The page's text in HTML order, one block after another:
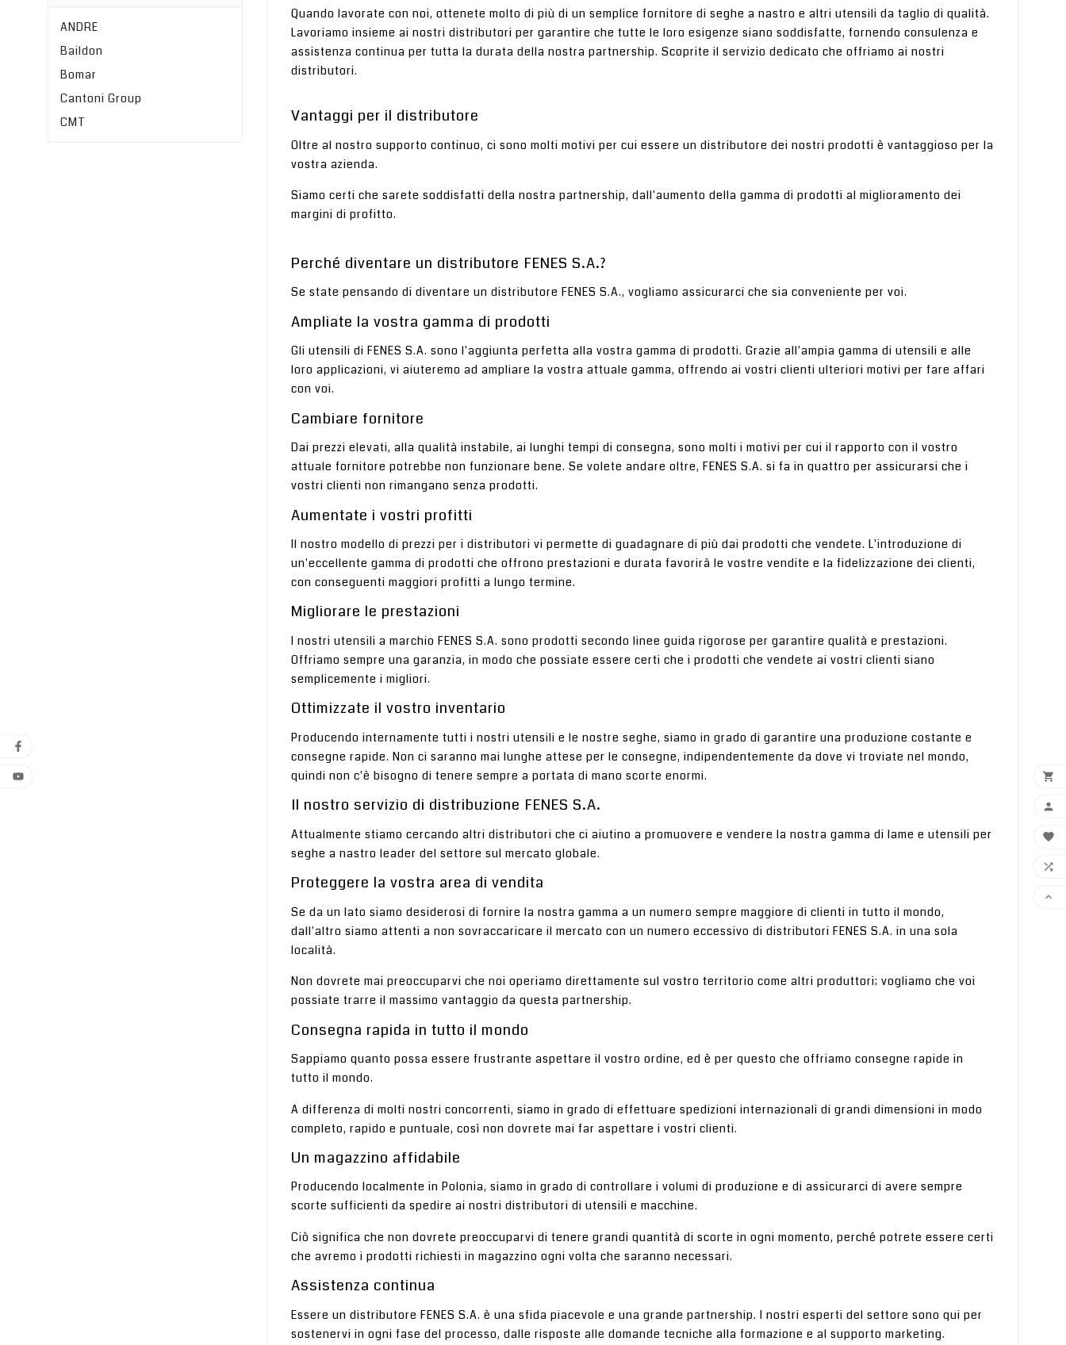
ANDRE
Baildon
Bomar
Cantoni Group
CMT
Quando lavorate con noi, ottenete molto di più di un semplice fornitore di seghe a nastro e altri utensili da taglio di qualità.
Lavoriamo insieme ai nostri distributori per garantire che tutte le loro esigenze siano soddisfatte, fornendo consulenza e
assistenza continua per tutta la durata della nostra partnership. Scoprite il servizio dedicato che offriamo ai nostri
distributori.
Vantaggi per il distributore
Oltre al nostro supporto continuo, ci sono molti motivi per cui essere un distributore dei nostri prodotti è vantaggioso per la
vostra azienda.
Siamo certi che sarete soddisfatti della nostra partnership, dall'aumento della gamma di prodotti al miglioramento dei
margini di profitto.
Perché diventare un distributore FENES S.A.?
Se state pensando di diventare un distributore FENES S.A., vogliamo assicurarci che sia conveniente per voi.
Ampliate la vostra gamma di prodotti
Gli utensili di FENES S.A. sono l'aggiunta perfetta alla vostra gamma di prodotti. Grazie all'ampia gamma di utensili e alle
loro applicazioni, vi aiuteremo ad ampliare la vostra attuale gamma, offrendo ai vostri clienti ulteriori motivi per fare affari
con voi.
Cambiare fornitore
Dai prezzi elevati, alla qualità instabile, ai lunghi tempi di consegna, sono molti i motivi per cui il rapporto con il vostro
attuale fornitore potrebbe non funzionare bene. Se volete andare oltre, FENES S.A. si fa in quattro per assicurarsi che i
vostri clienti non rimangano senza prodotti.
Aumentate i vostri profitti
Il nostro modello di prezzi per i distributori vi permette di guadagnare di più dai prodotti che vendete. L'introduzione di
un'eccellente gamma di prodotti che offrono prestazioni e durata favorirà le vostre vendite e la fidelizzazione dei clienti,
con conseguenti maggiori profitti a lungo termine.
Migliorare le prestazioni
I nostri utensili a marchio FENES S.A. sono prodotti secondo linee guida rigorose per garantire qualità e prestazioni.
Offriamo sempre una garanzia, in modo che possiate essere certi che i prodotti che vendete ai vostri clienti siano
semplicemente i migliori.
Ottimizzate il vostro inventario
Producendo internamente tutti i nostri utensili e le nostre seghe, siamo in grado di garantire una produzione costante e
consegne rapide. Non ci saranno mai lunghe attese per le consegne, indipendentemente da dove vi troviate nel mondo,
quindi non c'è bisogno di tenere sempre a portata di mano scorte enormi.
Il nostro servizio di distribuzione FENES S.A.
Attualmente stiamo cercando altri distributori che ci aiutino a promuovere e vendere la nostra gamma di lame e utensili per
seghe a nastro leader del settore sul mercato globale.
Proteggere la vostra area di vendita
Se da un lato siamo desiderosi di fornire la nostra gamma a un numero sempre maggiore di clienti in tutto il mondo,
dall'altro siamo attenti a non sovraccaricare il mercato con un numero eccessivo di distributori FENES S.A. in una sola
località.
Non dovrete mai preoccuparvi che noi operiamo direttamente sul vostro territorio come altri produttori; vogliamo che voi
possiate trarre il massimo vantaggio da questa partnership.
Consegna rapida in tutto il mondo
Sappiamo quanto possa essere frustrante aspettare il vostro ordine, ed è per questo che offriamo consegne rapide in
tutto il mondo.
A differenza di molti nostri concorrenti, siamo in grado di effettuare spedizioni internazionali di grandi dimensioni in modo
completo, rapido e puntuale, così non dovrete mai far aspettare i vostri clienti.
Un magazzino affidabile
Producendo localmente in Polonia, siamo in grado di controllare i volumi di produzione e di assicurarci di avere sempre
scorte sufficienti da spedire ai nostri distributori di utensili e macchine.
Ciò significa che non dovrete preoccuparvi di tenere grandi quantità di scorte in ogni momento, perché potrete essere certi
che avremo i prodotti richiesti in magazzino ogni volta che saranno necessari.
Assistenza continua
Essere un distributore FENES S.A. è una sfida piacevole e una grande partnership. I nostri esperti del settore sono qui per
sostenervi in ogni fase del processo, dalle risposte alle domande tecniche alla formazione e al supporto marketing.




